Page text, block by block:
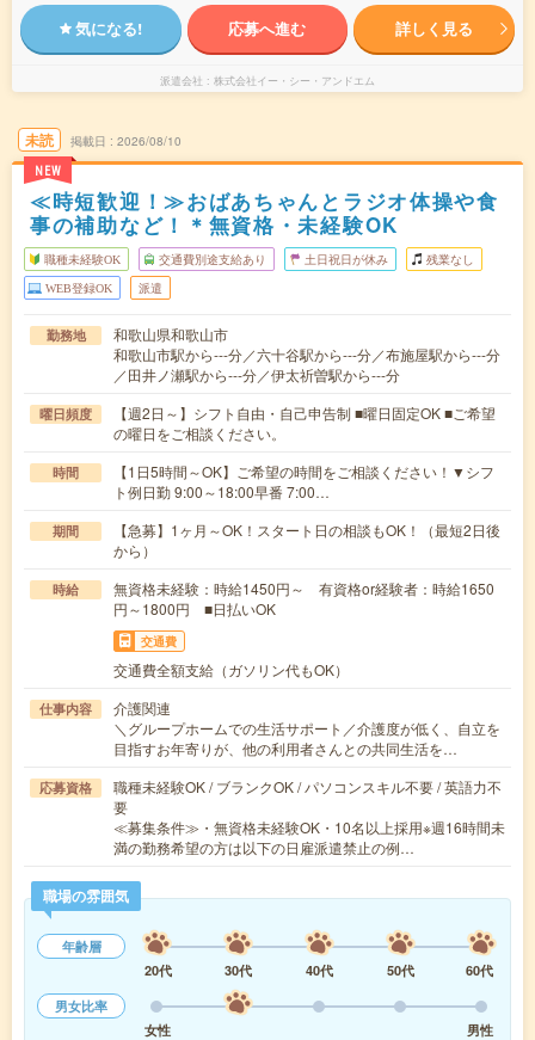
気になる! 応募へ進む 詳しく見る
派遣会社 株式会社イー・シー・アンドエム
未読
NEW
掲載日 2026/08/10
≪時短歓迎！≫おばあちゃんとラジオ体操や食
事の補助など！＊無資格・未経験OK
職種未経験OK 交通費別途支給あり 土日祝日が休み 残業なし
WEB登録OK 派遣
勤務地
和歌山県和歌山市
和歌山市駅から---分／六十谷駅から---分／布施屋駅から---分
／田井ノ瀬駅から---分／伊太祈曽駅から---分
曜日頻度
【週2日～】シフト自由・自己申告制 ■曜日固定OK ■ご希望
の曜日をご相談ください。
時間
【1日5時間～OK】ご希望の時間をご相談ください！▼シフ
ト例日勤 9:00～18:00早番 7:00…
期間
【急募】1ヶ月～OK！スタート日の相談もOK！（最短2日後
から）
時給
無資格未経験：時給1450円～ 有資格or経験者：時給1650
円～1800円 ■日払いOK
交通費
交通費全額支給（ガソリン代もOK）
仕事内容
介護関連
＼グループホームでの生活サポート／介護度が低く、自立を
目指すお年寄りが、他の利用者さんとの共同生活を…
応募資格
職種未経験OK / ブランクOK / パソコンスキル不要 / 英語力不
要
≪募集条件≫・無資格未経験OK・10名以上採用※週16時間未
満の勤務希望の方は以下の日雇派遣禁止の例…
職場の雰囲気
年齢層
20代
30代 40代 50代
60代
男女比率
女性
男性